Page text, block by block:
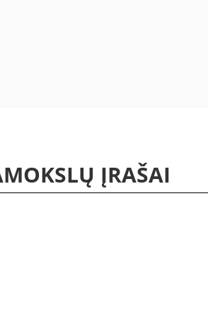
ĮRAŠAI